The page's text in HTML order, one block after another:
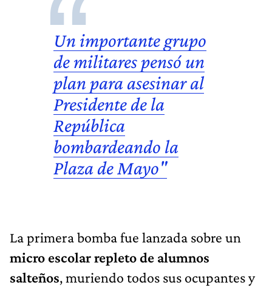
Un importante grupo
de militares pensó un
plan para asesinar al
Presidente de la
República
bombardeando la
Plaza de Mayo"
La primera bomba fue lanzada sobre un
micro escolar repleto de alumnos
salteños, muriendo todos sus ocupantes y